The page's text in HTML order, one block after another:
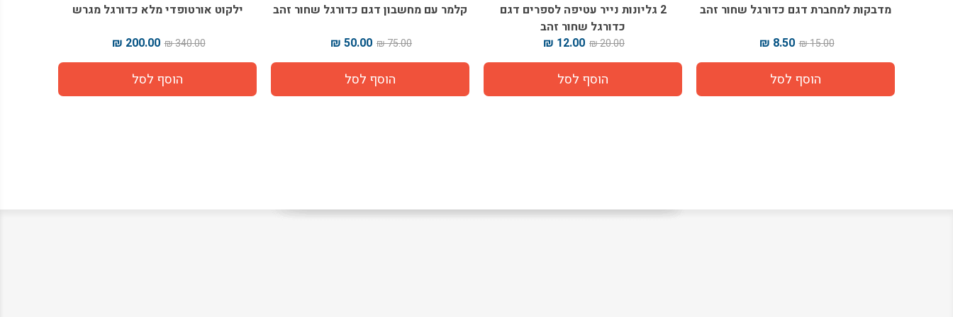
מדבקות למחברת דגם כדורגל שחור זהב
15.00 ₪
8.50 ₪
2 גליונות נייר עטיפה לספרים דגם
כדורגל שחור זהב
20.00 ₪
12.00 ₪
קלמר עם מחשבון דגם כדורגל שחור זהב
75.00 ₪
50.00 ₪
ילקוט אורטופדי מלא כדורגל מגרש
340.00 ₪
200.00 ₪